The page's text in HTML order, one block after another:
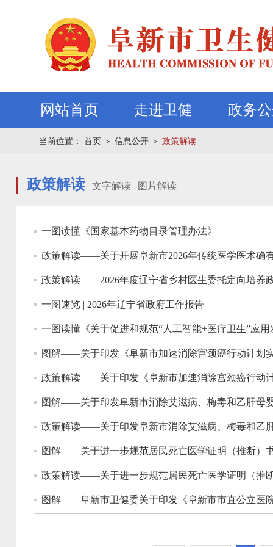
网站首页 走进卫健 政务
当前位置： 首页 ＞ 信息公开 ＞ 政策解读
政策解读 文字解读 图片解读
一图读懂《国家基本药物目录管理办法》
政策解读——关于开展阜新市2026年传统医学医术确
政策解读——2026年度辽宁省乡村医生委托定向培养
一图速览 | 2026年辽宁省政府工作报告
一图读懂《关于促进和规范“人工智能+医疗卫生”应
图解——关于印发《阜新市加速消除宫颈癌行动计划
政策解读——关于印发《阜新市加速消除宫颈癌行动
图解——关于印发阜新市消除艾滋病、梅毒和乙肝母
政策解读——关于印发阜新市消除艾滋病、梅毒和乙
图解——关于进一步规范居民死亡医学证明（推断）
政策解读——关于进一步规范居民死亡医学证明（推
图解——阜新市卫健委关于印发《阜新市市直公立医